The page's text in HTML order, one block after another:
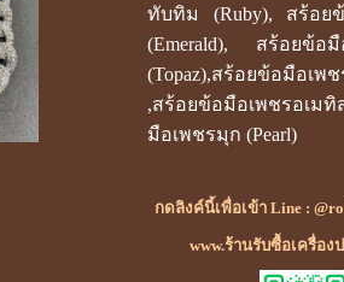
ทับทิม (Ruby), สร้อย
(Emerald), สร้อยข้อ
(Topaz),สร้อยข้อมือเ
,สร้อยข้อมือเพชรอเมทิ
มือเพชรมุก (Pearl)
กดลิงค์นี้เพื่อเข้า Line :
www.ร้านรับซื้อเครื่อง